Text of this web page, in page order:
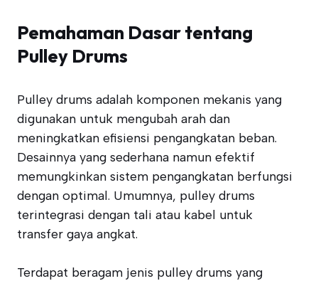
Pemahaman Dasar tentang
Pulley Drums
Pulley drums adalah komponen mekanis yang
digunakan untuk mengubah arah dan
meningkatkan efisiensi pengangkatan beban.
Desainnya yang sederhana namun efektif
memungkinkan sistem pengangkatan berfungsi
dengan optimal. Umumnya, pulley drums
terintegrasi dengan tali atau kabel untuk
transfer gaya angkat.
Terdapat beragam jenis pulley drums yang